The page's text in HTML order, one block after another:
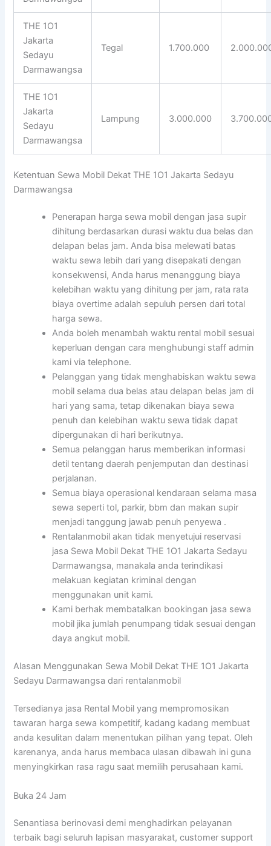
THE 1O1
Jakarta
Sedayu
Darmawangsa
Tegal 1.700.000
THE 1O1
Jakarta
Sedayu
Darmawangsa
Lampung 3.000.000
Ketentuan Sewa Mobil Dekat THE 1O1 Jakarta Sedayu
Darmawangsa
Penerapan harga sewa mobil dengan jasa supir
dihitung berdasarkan durasi waktu dua belas dan
delapan belas jam. Anda bisa melewati batas
waktu sewa lebih dari yang disepakati dengan
konsekwensi, Anda harus menanggung biaya
kelebihan waktu yang dihitung per jam, rata rata
biaya overtime adalah sepuluh persen dari total
harga sewa.
Anda boleh menambah waktu rental mobil sesuai
keperluan dengan cara menghubungi staff admin
kami via telephone.
Pelanggan yang tidak menghabiskan waktu sewa
mobil selama dua belas atau delapan belas jam di
hari yang sama, tetap dikenakan biaya sewa
penuh dan kelebihan waktu sewa tidak dapat
dipergunakan di hari berikutnya.
Semua pelanggan harus memberikan informasi
detil tentang daerah penjemputan dan destinasi
perjalanan.
Semua biaya operasional kendaraan selama masa
sewa seperti tol, parkir, bbm dan makan supir
menjadi tanggung jawab penuh penyewa .
Rentalanmobil akan tidak menyetujui reservasi
jasa Sewa Mobil Dekat THE 1O1 Jakarta Sedayu
Darmawangsa, manakala anda terindikasi
melakuan kegiatan kriminal dengan
menggunakan unit kami.
Kami berhak membatalkan bookingan jasa sewa
mobil jika jumlah penumpang tidak sesuai dengan
daya angkut mobil.
Alasan Menggunakan Sewa Mobil Dekat THE 1O1 Jakarta
Sedayu Darmawangsa dari rentalanmobil
Tersedianya jasa Rental Mobil yang mempromosikan
tawaran harga sewa kompetitif, kadang kadang membuat
anda kesulitan dalam menentukan pilihan yang tepat. Oleh
karenanya, anda harus membaca ulasan dibawah ini guna
menyingkirkan rasa ragu saat memilih perusahaan kami.
Buka 24 Jam
Senantiasa berinovasi demi menghadirkan pelayanan
terbaik bagi seluruh lapisan masyarakat, customer support